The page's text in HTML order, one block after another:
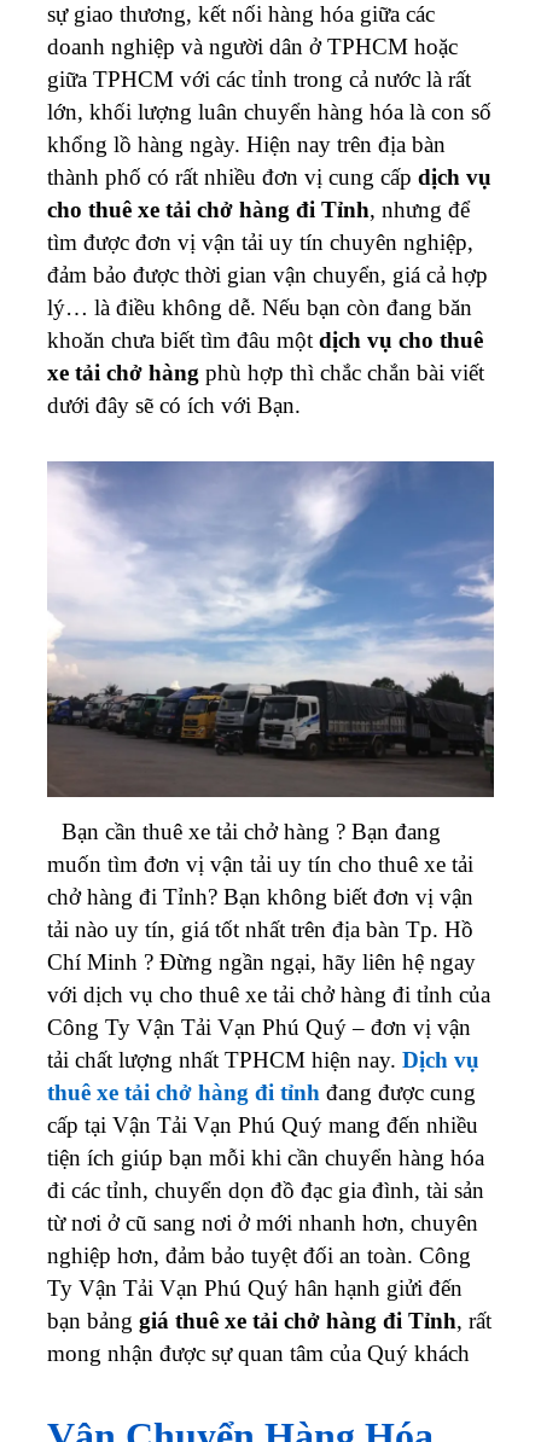
sự giao thương, kết nối hàng hóa giữa các
doanh nghiệp và người dân ở TPHCM hoặc
giữa TPHCM với các tỉnh trong cả nước là rất
lớn, khối lượng luân chuyển hàng hóa là con số
khổng lồ hàng ngày. Hiện nay trên địa bàn
thành phố có rất nhiều đơn vị cung cấp dịch vụ
cho thuê xe tải chở hàng đi Tỉnh, nhưng để
tìm được đơn vị vận tải uy tín chuyên nghiệp,
đảm bảo được thời gian vận chuyển, giá cả hợp
lý… là điều không dễ. Nếu bạn còn đang băn
khoăn chưa biết tìm đâu một dịch vụ cho thuê
xe tải chở hàng phù hợp thì chắc chắn bài viết
dưới đây sẽ có ích với Bạn.
Bạn cần thuê xe tải chở hàng ? Bạn đang
muốn tìm đơn vị vận tải uy tín cho thuê xe tải
chở hàng đi Tỉnh? Bạn không biết đơn vị vận
tải nào uy tín, giá tốt nhất trên địa bàn Tp. Hồ
Chí Minh ? Đừng ngần ngại, hãy liên hệ ngay
với dịch vụ cho thuê xe tải chở hàng đi tỉnh của
Công Ty Vận Tải Vạn Phú Quý – đơn vị vận
tải chất lượng nhất TPHCM hiện nay. Dịch vụ
thuê xe tải chở hàng đi tỉnh đang được cung
cấp tại Vận Tải Vạn Phú Quý mang đến nhiều
tiện ích giúp bạn mỗi khi cần chuyển hàng hóa
đi các tỉnh, chuyển dọn đồ đạc gia đình, tài sản
từ nơi ở cũ sang nơi ở mới nhanh hơn, chuyên
nghiệp hơn, đảm bảo tuyệt đối an toàn. Công
Ty Vận Tải Vạn Phú Quý hân hạnh giửi đến
bạn bảng giá thuê xe tải chở hàng đi Tỉnh, rất
mong nhận được sự quan tâm của Quý khách